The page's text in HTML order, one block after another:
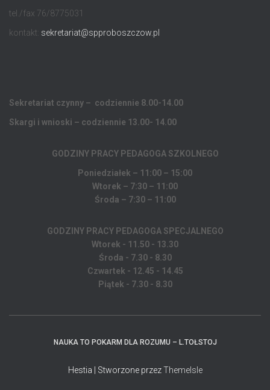
tel./fax 76/8775031
kontakt: sekretariat@spproboszczow.pl
Sekretariat czynny – codziennie 8.00-14.00
Skargi i wnioski – codziennie 13.00- 14.00
GODZINY PRACY PEDAGOGA SZKOLNEGO
Poniedziałek – 11:00 – 15:00
Wtorek – 7:30 – 11:00
Środa – 7:30 – 11:00
GODZINY PRACY PEDAGOGA SPECJALNEGO
Wtorek - 11.50 - 13.30
Środa - 7.30 - 8.30
Czwartek - 12.45 - 14.45
Piątek - 7.30 - 8.30
NAUKA TO POKARM DLA ROZUMU – L.TOŁSTOJ
Hestia | Stworzone przezThemeIsle